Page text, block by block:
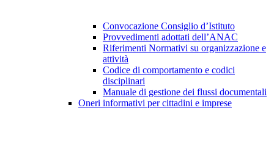
Convocazione Consiglio d’Istituto
Provvedimenti adottati dell’ANAC
Riferimenti Normativi su organizzazione e
attività
Codice di comportamento e codici
disciplinari
Manuale di gestione dei flussi documentali
Oneri informativi per cittadini e imprese